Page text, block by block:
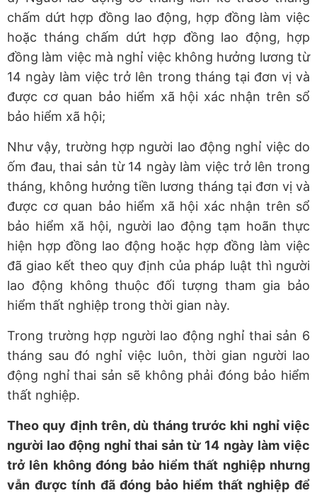
chấm dứt hợp đồng lao động, hợp đồng làm việc
hoặc tháng chấm dứt hợp đồng lao động, hợp
đồng làm việc mà nghỉ việc không hưởng lương từ
14 ngày làm việc trở lên trong tháng tại đơn vị và
được cơ quan bảo hiểm xã hội xác nhận trên sổ
bảo hiểm xã hội;
Như vậy, trường hợp người lao động nghỉ việc do
ốm đau, thai sản từ 14 ngày làm việc trở lên trong
tháng, không hưởng tiền lương tháng tại đơn vị và
được cơ quan bảo hiểm xã hội xác nhận trên sổ
bảo hiểm xã hội, người lao động tạm hoãn thực
hiện hợp đồng lao động hoặc hợp đồng làm việc
đã giao kết theo quy định của pháp luật thì người
lao động không thuộc đối tượng tham gia bảo
hiểm thất nghiệp trong thời gian này.
Trong trường hợp người lao động nghỉ thai sản 6
tháng sau đó nghỉ việc luôn, thời gian người lao
động nghỉ thai sản sẽ không phải đóng bảo hiểm
thất nghiệp.
Theo quy định trên, dù tháng trước khi nghỉ việc
người lao động nghỉ thai sản từ 14 ngày làm việc
trở lên không đóng bảo hiểm thất nghiệp nhưng
vẫn được tính đã đóng bảo hiểm thất nghiệp để